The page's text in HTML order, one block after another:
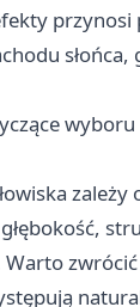
przynosi
słońca,
zależy